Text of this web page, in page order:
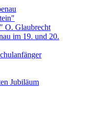
O. Glaubrecht
im 19. und 20.
Jubiläum